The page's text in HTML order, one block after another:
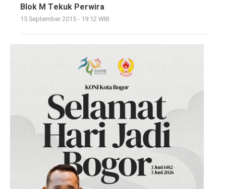
Blok M Tekuk Perwira
15 September 2015 - 19:12 WIB